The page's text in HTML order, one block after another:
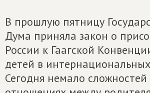
В прошлую пятницу
Дума приняла закон о
России к Гаагской
детей в
Сегодня немало сложностей